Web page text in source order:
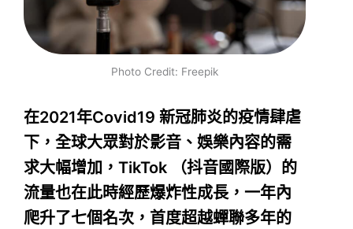
Photo Credit: Freepik
在2021年Covid19 新冠肺炎的疫情肆虐
下，全球大眾對於影音、娛樂內容的需
求大幅增加，TikTok （抖音國際版）的
流量也在此時經歷爆炸性成長，一年內
爬升了七個名次，首度超越蟬聯多年的